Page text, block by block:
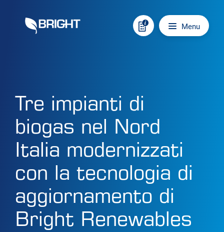
Main navigation
Menu
Tre impianti di
biogas nel Nord
Italia modernizzati
con la tecnologia di
aggiornamento di
Bright Renewables